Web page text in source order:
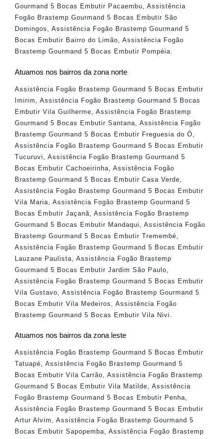
Gourmand 5 Bocas Embutir Pacaembu, Assistência
Fogão Brastemp Gourmand 5 Bocas Embutir São
Domingos , Assistência Fogão Brastemp Gourmand 5
Bocas Embutir Bairro do Limão, Assistência Fogão
Brastemp Gourmand 5 Bocas Embutir Pompéia.
Atuamos nos bairros da zona norte
Assistência Fogão Brastemp Gourmand 5 Bocas Embutir
Imirim
Assistência Fogão Brastemp Gourmand 5 Bocas
Embutir Vila Guilherme
Assistência Fogão Brastemp
Gourmand 5 Bocas Embutir Santana
Assistência Fogão
Brastemp Gourmand 5 Bocas Embutir Freguesia do Ó
Assistência Fogão Brastemp Gourmand 5 Bocas Embutir
Tucuruvi
Assistência Fogão Brastemp Gourmand 5
Bocas Embutir Cachoeirinha
Assistência Fogão
Brastemp Gourmand 5 Bocas Embutir Casa Verde
Assistência Fogão Brastemp Gourmand 5 Bocas Embutir
Vila Maria
Assistência Fogão Brastemp Gourmand 5
Bocas Embutir Jaçanã
Assistência Fogão Brastemp
Gourmand 5 Bocas Embutir Mandaqui
Assistência Fogão
Brastemp Gourmand 5 Bocas Embutir Tremembé
Assistência Fogão Brastemp Gourmand 5 Bocas Embutir
Lauzane Paulista
Assistência Fogão Brastemp
Gourmand 5 Bocas Embutir Jardim São Paulo
Assistência Fogão Brastemp Gourmand 5 Bocas Embutir
Vila Gustavo
Assistência Fogão Brastemp Gourmand 5
Bocas Embutir Vila Medeiros
Assistência Fogão
Brastemp Gourmand 5 Bocas Embutir Vila Nivi
Atuamos nos bairros da zona leste
Assistência Fogão Brastemp Gourmand 5 Bocas Embutir
Tatuapé, Assistência Fogão Brastemp Gourmand 5
Bocas Embutir Vila Carrão, Assistência Fogão Brastemp
Gourmand 5 Bocas Embutir Vila Matilde, Assistência
Fogão Brastemp Gourmand 5 Bocas Embutir Penha,
Assistência Fogão Brastemp Gourmand 5 Bocas Embutir
Artur Alvim , Assistência Fogão Brastemp Gourmand 5
Bocas Embutir Sapopemba, Assistência Fogão Brastemp